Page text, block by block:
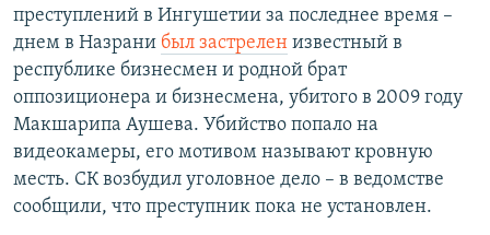
преступлений в Ингушетии за последнее время –
днем в Назрани был застрелен известный в
республике бизнесмен и родной брат
оппозиционера и бизнесмена, убитого в 2009 году
Макшарипа Аушева. Убийство попало на
видеокамеры, его мотивом называют кровную
месть. СК возбудил уголовное дело – в ведомстве
сообщили, что преступник пока не установлен.